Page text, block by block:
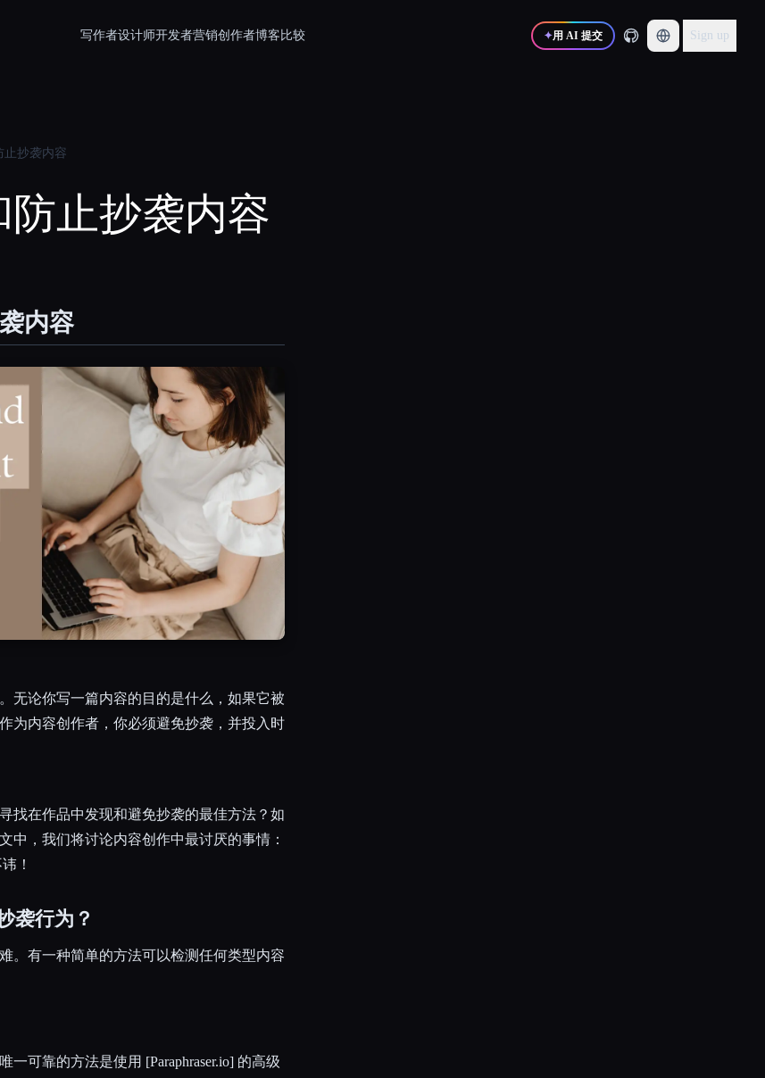
写作者设计师开发者营销创作者博客 比较 ✦用 AI 提交 Sign up
止抄袭内容
止抄袭内容
内容
无论你写一篇内容的目的是什么，如果它被
为内容创作者，你必须避免抄袭，并投入时
找在作品中发现和避免抄袭的最佳方法？如
中，我们将讨论内容创作中最讨厌的事情：
！
袭行为？
。有一种简单的方法可以检测任何类型内容
可靠的方法是使用 [Paraphraser.io] 的高级